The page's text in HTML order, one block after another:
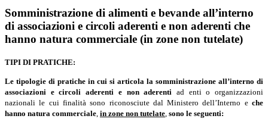
Somministrazione di alimenti e bevande all’interno
di associazioni e circoli aderenti e non aderenti che
hanno natura commerciale (in zone non tutelate)
TIPI DI PRATICHE:
Le tipologie di pratiche in cui si articola la somministrazione all’interno di
associazioni e circoli
aderenti e non aderenti ad enti o organizzazioni
nazionali le cui finalità sono riconosciute dal Ministero dell’Interno e che
hanno natura commerciale in zone non tutelate sono le seguenti: